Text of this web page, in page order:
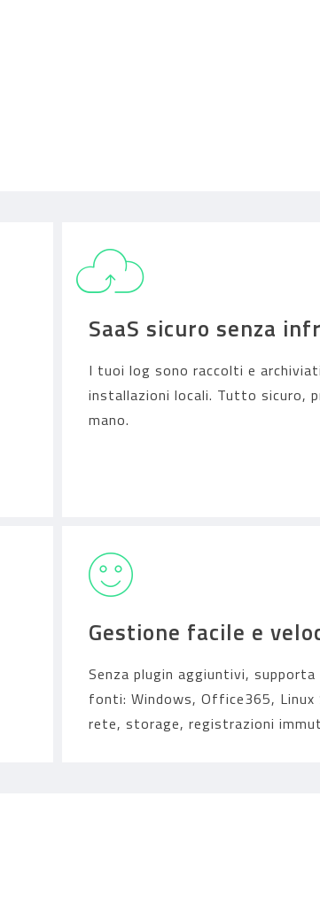
SaaS sicuro senza
I tuoi log sono raccolti e
installazioni locali. Tutto sicuro,
mano.
Gestione facile e
Senza plugin aggiuntivi,
fonti: Windows, Office365, Linux
rete, storage, registrazioni